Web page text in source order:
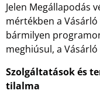
Jelen Megállapodás
mértékben a
bármilyen
meghiúsul, a
Szolgáltatások és
tilalma